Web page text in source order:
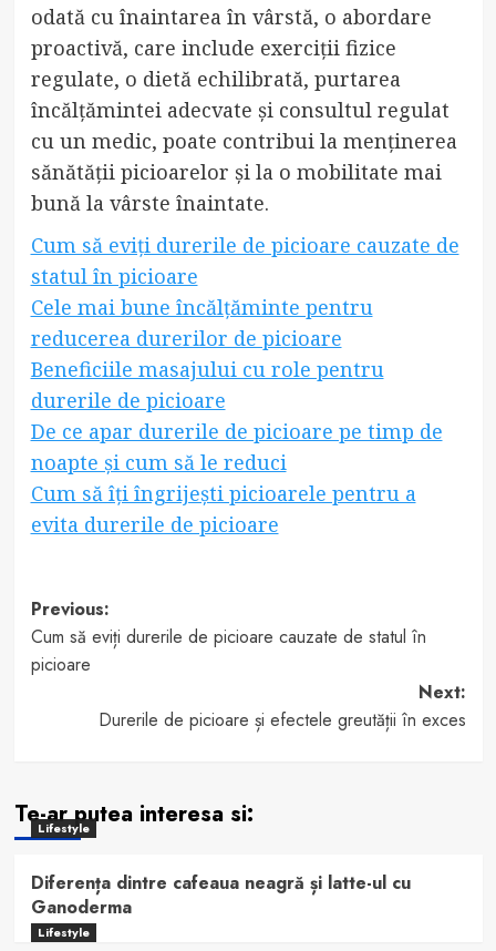
odată cu înaintarea în vârstă, o abordare
proactivă, care include exerciții fizice
regulate, o dietă echilibrată, purtarea
încălțămintei adecvate și consultul regulat
cu un medic, poate contribui la menținerea
sănătății picioarelor și la o mobilitate mai
bună la vârste înaintate.
Cum să eviți durerile de picioare cauzate de
statul în picioare
Cele mai bune încălțăminte pentru
reducerea durerilor de picioare
Beneficiile masajului cu role pentru
durerile de picioare
De ce apar durerile de picioare pe timp de
noapte și cum să le reduci
Cum să îți îngrijești picioarele pentru a
evita durerile de picioare
Post
navigation
Previous:
Cum să eviți durerile de picioare cauzate de statul în
picioare
Next:
Durerile de picioare și efectele greutății în exces
Te-ar putea interesa si:
Lifestyle
Diferența dintre cafeaua neagră și latte-ul cu
Ganoderma
Lifestyle